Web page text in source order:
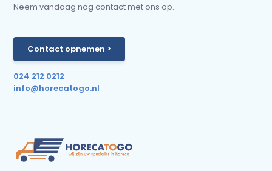
Neem vandaag nog contact met ons op.
Contact opnemen >
024 212 0212
info@horecatogo.nl